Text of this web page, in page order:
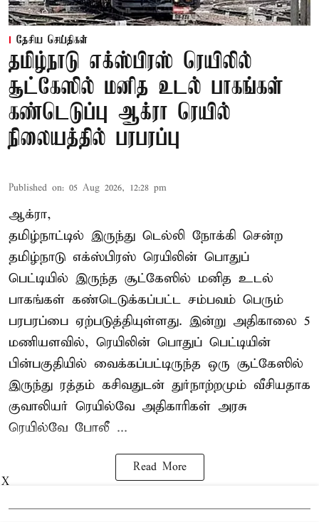
தேசிய செய்திகள்
தமிழ்நாடு எக்ஸ்பிரஸ் ரெயிலில்
சூட்கேஸில் மனித உடல் பாகங்கள்
கண்டெடுப்பு ஆக்ரா ரெயில்
நிலையத்தில் பரபரப்பு
Published on: 05 Aug 2026, 12:28 pm
ஆக்ரா,
தமிழ்நாட்டில் இருந்து டெல்லி நோக்கி சென்ற
தமிழ்நாடு எக்ஸ்பிரஸ் ரெயிலின் பொதுப்
பெட்டியில் இருந்த சூட்கேஸில் மனித உடல்
பாகங்கள் கண்டெடுக்கப்பட்ட சம்பவம் பெரும்
பரபரப்பை ஏற்படுத்தியுள்ளது. இன்று அதிகாலை 5
மணியளவில், ரெயிலின் பொதுப் பெட்டியின்
பின்பகுதியில் வைக்கப்பட்டிருந்த ஒரு சூட்கேஸில்
இருந்து ரத்தம் கசிவதுடன் துர்நாற்றமும் வீசியதாக
குவாலியர் ரெயில்வே அதிகாரிகள் அரசு
ரெயில்வே போலீ ...
Read More
X